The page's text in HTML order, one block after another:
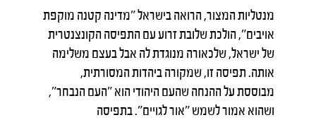
מנטליות המצור, הרואה בישראל "מדינה קטנה מוקפת
אויבים", הולכת שלובת זרוע עם התפיסה הקונצנטרית
של ישראל, שלכאורה מנוגדת לה אבל בעצם משלימה
אותה. תפיסה זו, שמקורה ביהדות המסורתית,
מבוססת על ההנחה שהעם היהודי הוא "העם הנבחר",
ושהוא אמור לשמש "אור לגויים". בתפיסה